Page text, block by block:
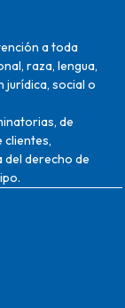
a toda
raza, lengua,
jurídica, social o
de
clientes,
del derecho de